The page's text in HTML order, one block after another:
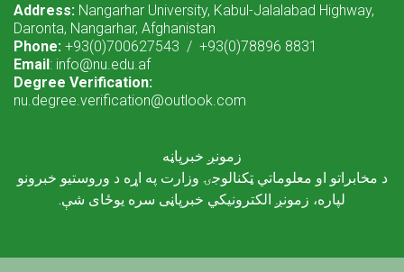
Address: Nangarhar University, Kabul-Jalalabad Highway,
Daronta, Nangarhar, Afghanistan
Phone: +93(0)700627543 / +93(0)78896 8831
Email: info@nu.edu.af
Degree Verification:
nu.degree.verification@outlook.com
زمونږ خبرپاڼه
د مخابراتو او معلوماتي ټکنالوجۍ وزارت په اړه د وروستیو خبرونو
لپاره، زمونږ الکترونیکي خبرپاڼی سره یوځای شې.